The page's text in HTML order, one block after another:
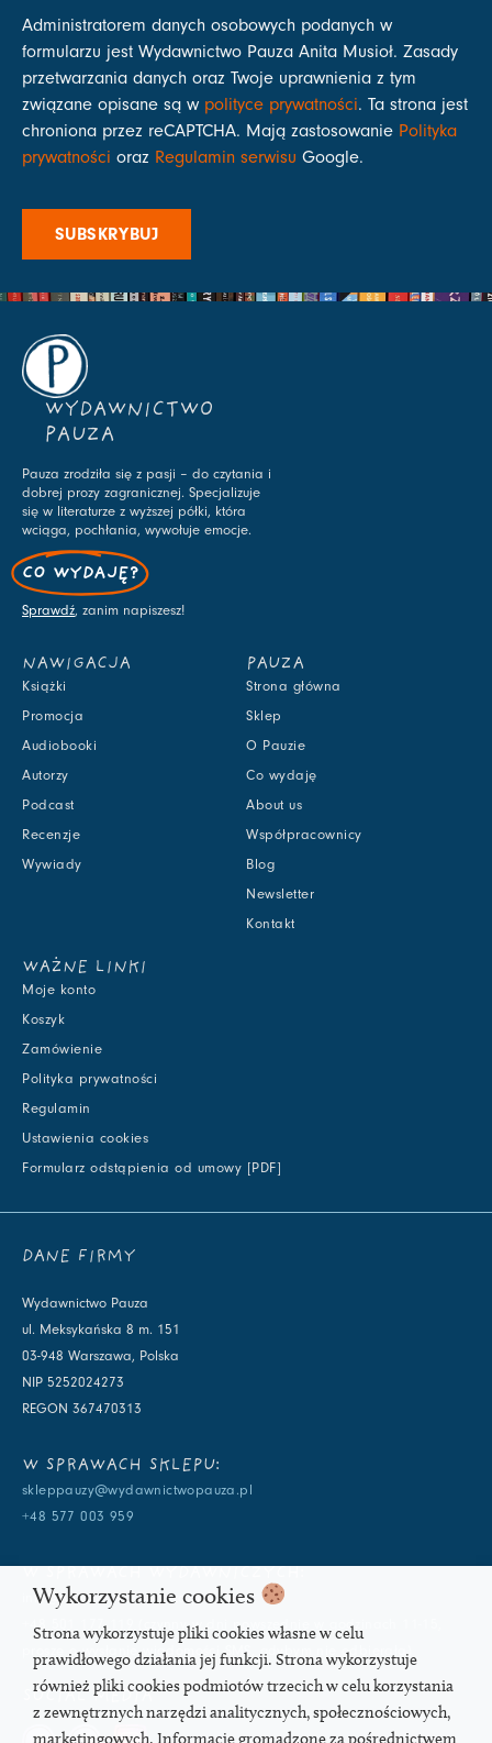
Administratorem danych osobowych podanych w
formularzu jest Wydawnictwo Pauza Anita Musioł. Zasady
przetwarzania danych oraz Twoje uprawnienia z tym
związane opisane są w polityce prywatności. Ta strona jest
chroniona przez reCAPTCHA. Mają zastosowanie Polityka
prywatności oraz Regulamin serwisu Google.
SUBSKRYBUJ
WYDAWNICTWO
PAUZA
Pauza zrodziła się z pasji – do czytania i
dobrej prozy zagranicznej. Specjalizuje
się w literaturze z wyższej półki, która
wciąga, pochłania, wywołuje emocje.
CO WYDAJĘ?
Sprawdź, zanim napiszesz!
NAWIGACJA
Książki
Promocja
Audiobooki
Autorzy
Podcast
Recenzje
Wywiady
PAUZA
Strona główna
Sklep
O Pauzie
Co wydaję
About us
Współpracownicy
Blog
Newsletter
Kontakt
WAŻNE LINKI
Moje konto
Koszyk
Zamówienie
Polityka prywatności
Regulamin
Ustawienia cookies
Formularz odstąpienia od umowy [PDF]
DANE FIRMY
Wydawnictwo Pauza
ul. Meksykańska 8 m. 151
03-948 Warszawa, Polska
NIP 5252024273
REGON 367470313
W SPRAWACH SKLEPU:
skleppauzy@wydawnictwopauza.pl
+48 577 003 959
info@wydawnictwopauza.pl
+48 501 177 119 (czynny w dni powszednie w godzinach 11-15,
proszę o wysłanie wiadomości SMS, gdybym nie odbierała)
SOCIAL MEDIA
Wykorzystanie cookies
Strona wykorzystuje pliki cookies własne w celu
prawidłowego działania jej funkcji. Strona wykorzystuje
również pliki cookies podmiotów trzecich w celu korzystania
z zewnętrznych narzędzi analitycznych, społecznościowych,
marketingowych. Informacje gromadzone za pośrednictwem